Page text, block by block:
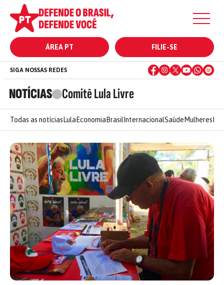
ÁREA PT FILIE-SE
NOTÍCIAS Comitê Lula Livre
SIGA NOSSAS REDES
Todas as notícias Lula Economia Brasil InternacionalSaúde Mulheres